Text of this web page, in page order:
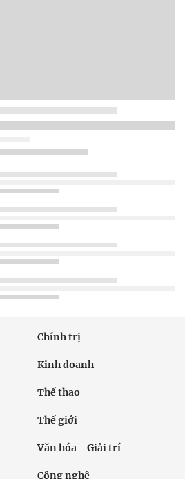
Chính trị
Kinh doanh
Thể thao
Thế giới
Văn hóa - Giải trí
Công nghệ